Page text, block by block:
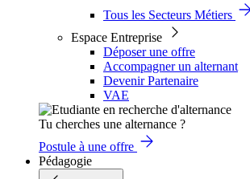
Tous les Secteurs Métiers
Espace Entreprise
Déposer une offre
Accompagner un alternant
Devenir Partenaire
VAE
Tu cherches une alternance ?
Postule à une offre
Pédagogie